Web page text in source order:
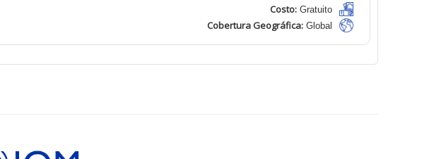
Costo: Gratuito
Cobertura Geográfica: Global